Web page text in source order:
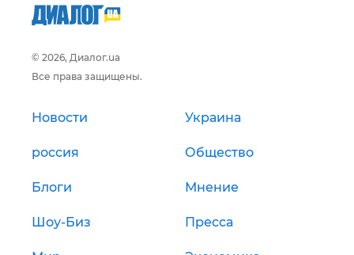
© 2026, Диалог.ua
Все права защищены.
Новости Украина
россия Общество
Блоги Мнение
Шоу-Биз Пресса